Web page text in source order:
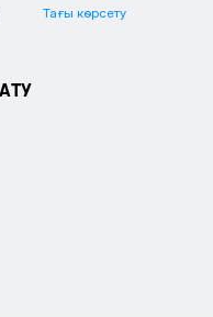
Тағы көрсету